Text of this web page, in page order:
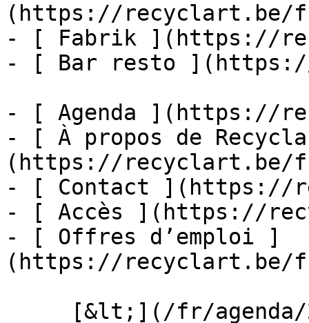
(https://recyclart.be/
- [ Fabrik ](https://
- [ Bar resto
- [ Agenda ](https://
- [ À propos de
(https://recyclart.be/
- [ Contact ](https://
- [ Accès ](https://
- [ Offres d’emploi ]
(https://recyclart.be/